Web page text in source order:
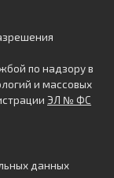
по надзору в
и массовых
ЭЛ № ФС
данных